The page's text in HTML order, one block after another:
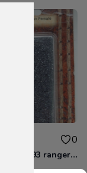
0
D&D - WOC 40093 ranger human female Miniature - Donjons Dragons